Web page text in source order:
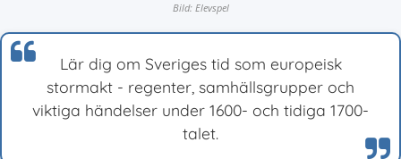
Bild: Elevspel
Lär dig om Sveriges tid som europeisk
stormakt - regenter, samhällsgrupper och
viktiga händelser under 1600- och tidiga 1700-
talet.